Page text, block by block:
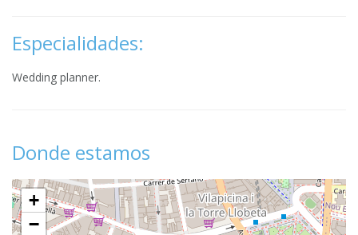
Especialidades:
Wedding planner.
Donde estamos
+
−